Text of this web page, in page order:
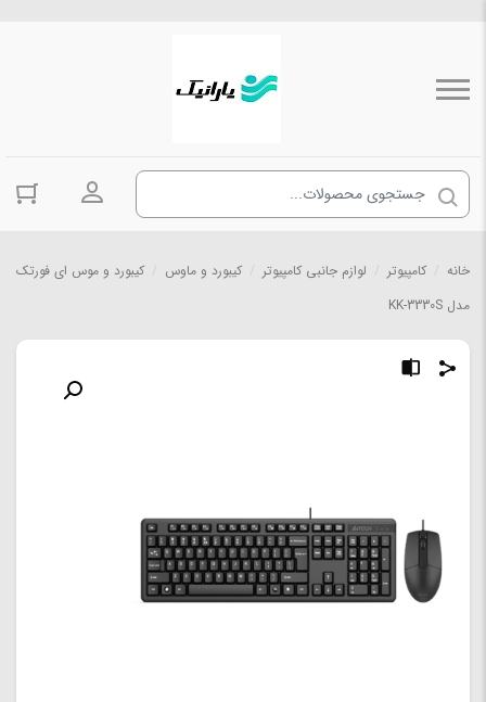
ورود به
خانه کامپیوتر لوازم جانبی کامپیوتر کیبورد و ماوس
کیبورد و موس ای فورتک
مدل KK-3330S